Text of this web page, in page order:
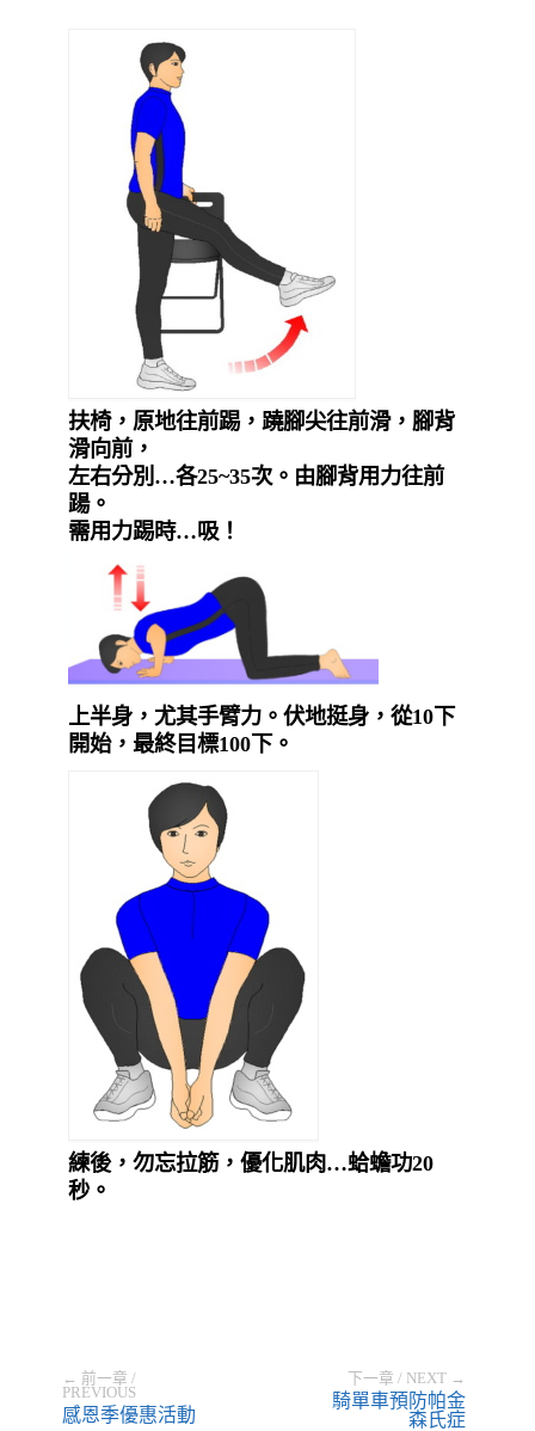
扶椅，原地往前踢，蹺腳尖往前滑，腳背
滑向前，
左右分別…各25~35次。由腳背用力往前
踼。
需用力踢時…吸！
上半身，尤其手臂力。伏地挺身，從10下
開始，最終目標100下。
練後，勿忘拉筋，優化肌肉…蛤蟾功20
秒。
← 前一章 /
PREVIOUS
感恩季優惠活動
下一章 / NEXT →
騎單車預防帕金
森氏症